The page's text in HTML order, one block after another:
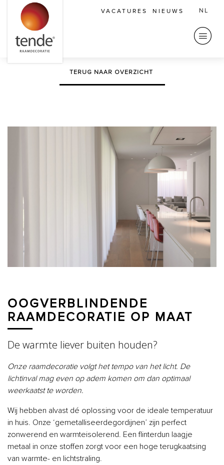
VACATURES NIEUWS NL
Vorige Volgende
TERUG NAAR OVERZICHT
OOGVERBLINDENDE
RAAMDECORATIE OP MAAT
De warmte liever buiten houden?
Onze raamdecoratie volgt het tempo van het licht. De
lichtinval mag even op adem komen om dan optimaal
weerkaatst te worden.
Wij hebben alvast dé oplossing voor de ideale temperatuur
in huis. Onze ‘gemetalliseerdegordijnen’ zijn perfect
zonwerend en warmteisolerend. Een flinterdun laagje
metaal in onze stoffen zorgt voor een hoge terugkaatsing
van warmte- en lichtstraling.